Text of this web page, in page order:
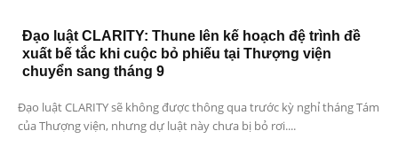
Đạo luật CLARITY: Thune lên kế hoạch đệ trình đề
xuất bế tắc khi cuộc bỏ phiếu tại Thượng viện
chuyển sang tháng 9
Đạo luật CLARITY sẽ không được thông qua trước kỳ nghỉ tháng Tám
của Thượng viện, nhưng dự luật này chưa bị bỏ rơi....